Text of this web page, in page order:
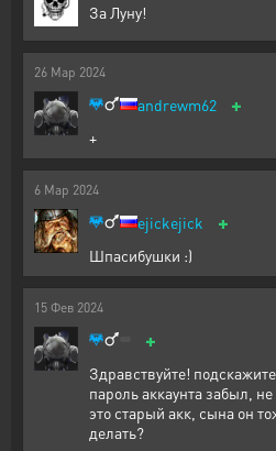
За Луну!
26 Мар 2024
andrewm62 +
+
6 Мар 2024
ejickejick +
Шпасибушки :)
15 Фев 2024
+
Здравствуйте!
пароль аккаунта забыл, не
это старый акк, сына он
делать?